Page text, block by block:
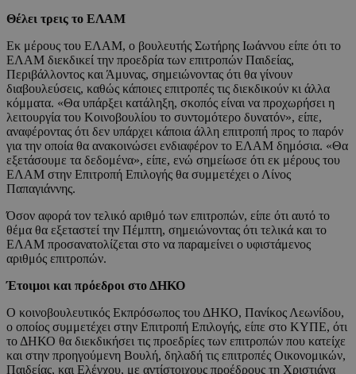
Θέλει τρεις το ΕΛΑΜ
Εκ μέρους του ΕΛΑΜ, ο βουλευτής Σωτήρης Ιωάννου είπε ότι το
ΕΛΑΜ διεκδικεί την προεδρία των επιτροπών Παιδείας,
Περιβάλλοντος και Άμυνας, σημειώνοντας ότι θα γίνουν
διαβουλεύσεις, καθώς κάποιες επιτροπές τις διεκδικούν κι άλλα
κόμματα. «Θα υπάρξει κατάληξη, σκοπός είναι να προχωρήσει η
λειτουργία του Κοινοβουλίου το συντομότερο δυνατόν», είπε,
αναφέροντας ότι δεν υπάρχει κάποια άλλη επιτροπή προς το παρόν
για την οποία θα ανακοινώσει ενδιαφέρον το ΕΛΑΜ δημόσια. «Θα
εξετάσουμε τα δεδομένα», είπε, ενώ σημείωσε ότι εκ μέρους του
ΕΛΑΜ στην Επιτροπή Επιλογής θα συμμετέχει ο Λίνος
Παπαγιάννης.
Όσον αφορά τον τελικό αριθμό των επιτροπών, είπε ότι αυτό το
θέμα θα εξεταστεί την Πέμπτη, σημειώνοντας ότι τελικά και το
ΕΛΑΜ προσανατολίζεται στο να παραμείνει ο υφιστάμενος
αριθμός επιτροπών.
Έτοιμοι και πρόεδροι στο ΔΗΚΟ
Ο κοινοβουλευτικός Εκπρόσωπος του ΔΗΚΟ, Πανίκος Λεωνίδου,
ο οποίος συμμετέχει στην Επιτροπή Επιλογής, είπε στο ΚΥΠΕ, ότι
το ΔΗΚΟ θα διεκδικήσει τις προεδρίες των επιτροπών που κατείχε
και στην προηγούμενη Βουλή, δηλαδή τις επιτροπές Οικονομικών,
Παιδείας, και Ελέγχου, με αντίστοιχους προέδρους τη Χριστιάνα